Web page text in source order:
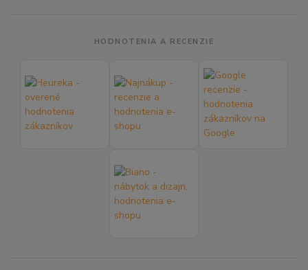
HODNOTENIA A RECENZIE